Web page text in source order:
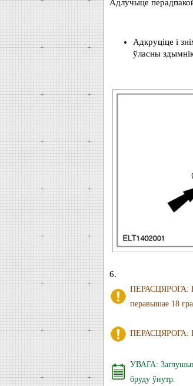
Адлучыце
Адкруціце і
ўласны
6.
ПЕРАСЦЯРОГА:
перавышае 18
ПЕРАСЦЯРОГА:
УВАГА:
бруду ўнутр.